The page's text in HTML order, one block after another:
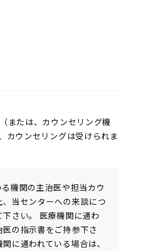
または、カウンセリング機
カウンセリングは受けられま
機関の主治医や担当カウ
当センターへの来談につ
さい。 医療機関に通わ
の指示書をご持参下さ
に通われている場合は、